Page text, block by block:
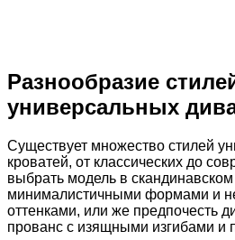
Разнообразие
универсальных
Существует множество стилей
кроватей, от классических до
выбрать модель в скандинавском
минималистичными формами и
оттенками, или же предпочесть
прованс с изящными изгибами и